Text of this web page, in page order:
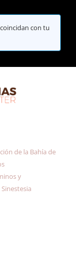
con tu
de la Bahía de
y
Sinestesia